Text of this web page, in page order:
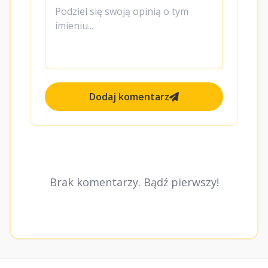
Dodaj komentarz
Brak komentarzy. Bądź pierwszy!